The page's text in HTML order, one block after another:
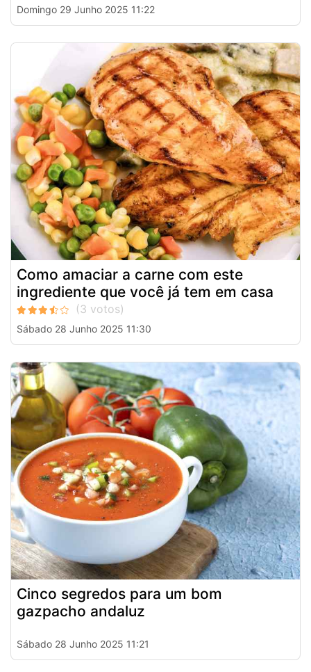
Domingo 29 Junho 2025 11:22
Como amaciar a carne com este
ingrediente que você já tem em casa
Sábado 28 Junho 2025 11:30
Cinco segredos para um bom
gazpacho andaluz
Sábado 28 Junho 2025 11:21